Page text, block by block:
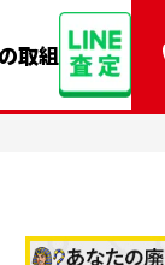
取組